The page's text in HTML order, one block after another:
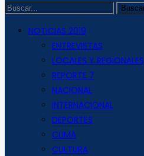
NOTICIAS 2019
ENTREVISTAS
LOCALES Y REGIONALES
REPORTE 7
NACIONAL
INTERNACIONAL
DEPORTES
CLIMA
CULTURA